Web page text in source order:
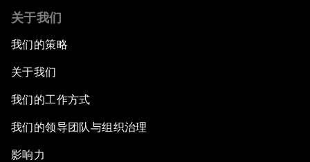
关于我们
我们的策略
关于我们
我们的工作方式
我们的领导团队与组织治理
影响力